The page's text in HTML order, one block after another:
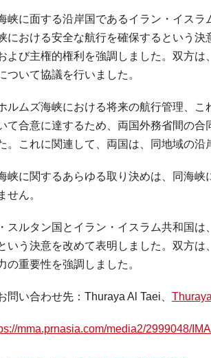
峡に面する沿岸国であるイラン・イス
における安全な航行を確保するという
よび主権的権利を強調しました。双方
ついて協議を行いました。
ルムズ海峡における将来の航行管理、
て合意に達するため、両国外務省間の
。これに関連して、両国は、同地域の
峡に関するあらゆる取り決めは、同海
せん。
スルタン国とイラン・イスラム共和国
いう決意を改めて表明しました。双方
の重要性を強調しました。
問い合わせ先：Thuraya Al Taei、
mma.prnasia.com/media2/2999048/